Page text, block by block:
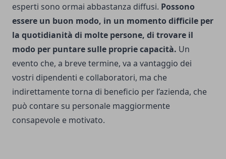
esperti sono ormai abbastanza diffusi. Possono
essere un buon modo, in un momento difficile per
la quotidianità di molte persone, di trovare il
modo per puntare sulle proprie capacità. Un
evento che, a breve termine, va a vantaggio dei
vostri dipendenti e collaboratori, ma che
indirettamente torna di beneficio per l’azienda, che
può contare su personale maggiormente
consapevole e motivato.